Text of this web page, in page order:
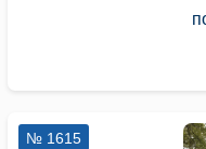
№ 1615